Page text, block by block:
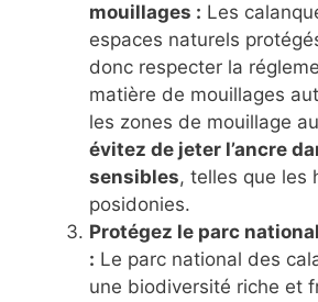
mouillages : Les
espaces naturels
donc respecter la
matière de mouillages
les zones de mouillage
évitez de jeter l’ancre
sensibles, telles que les
posidonies.
Protégez le parc
: Le parc national des
une biodiversité riche et